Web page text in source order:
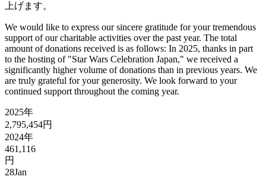
上げます。
We would like to express our sincere gratitude for your tremendous
support of our charitable activities over the past year. The total
amount of donations received is as follows: In 2025, thanks in part
to the hosting of "Star Wars Celebration Japan," we received a
significantly higher volume of donations than in previous years. We
are truly grateful for your generosity. We look forward to your
continued support throughout the coming year.
2025年
2,795,454円
2024年
461,116
円
28Jan